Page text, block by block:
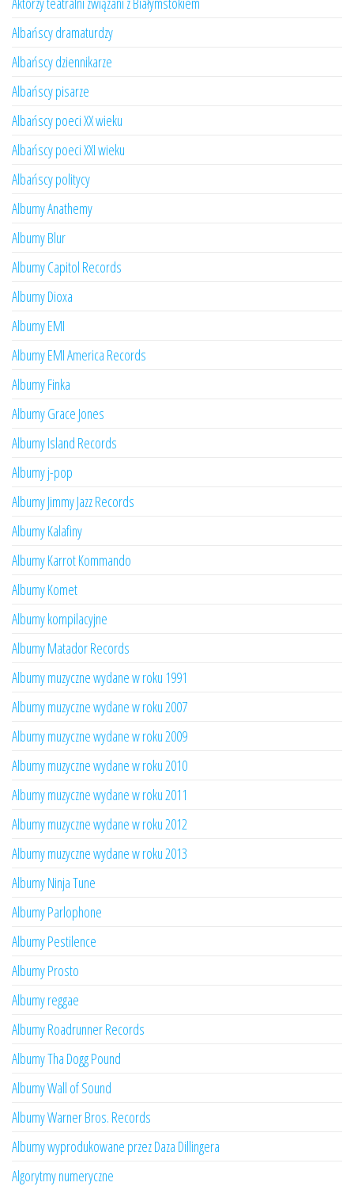
Albańscy dramaturdzy
Albańscy dziennikarze
Albańscy pisarze
Albańscy poeci XX wieku
Albańscy poeci XXI wieku
Albańscy politycy
Albumy Anathemy
Albumy Blur
Albumy Capitol Records
Albumy Dioxa
Albumy EMI
Albumy EMI America Records
Albumy Finka
Albumy Grace Jones
Albumy Island Records
Albumy j-pop
Albumy Jimmy Jazz Records
Albumy Kalafiny
Albumy Karrot Kommando
Albumy Komet
Albumy kompilacyjne
Albumy Matador Records
Albumy muzyczne wydane w roku 1991
Albumy muzyczne wydane w roku 2007
Albumy muzyczne wydane w roku 2009
Albumy muzyczne wydane w roku 2010
Albumy muzyczne wydane w roku 2011
Albumy muzyczne wydane w roku 2012
Albumy muzyczne wydane w roku 2013
Albumy Ninja Tune
Albumy Parlophone
Albumy Pestilence
Albumy Prosto
Albumy reggae
Albumy Roadrunner Records
Albumy Tha Dogg Pound
Albumy Wall of Sound
Albumy Warner Bros. Records
Albumy wyprodukowane przez Daza Dillingera
Algorytmy numeryczne